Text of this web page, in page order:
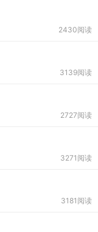
2430阅读
3139阅读
2727阅读
3271阅读
3181阅读